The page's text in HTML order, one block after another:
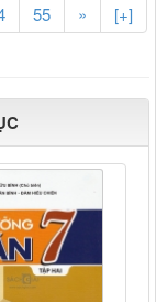
55 » [+]